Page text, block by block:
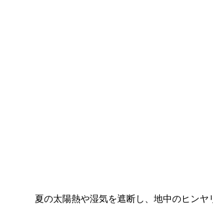
夏の太陽熱や湿気を遮断し、地中のヒンヤ